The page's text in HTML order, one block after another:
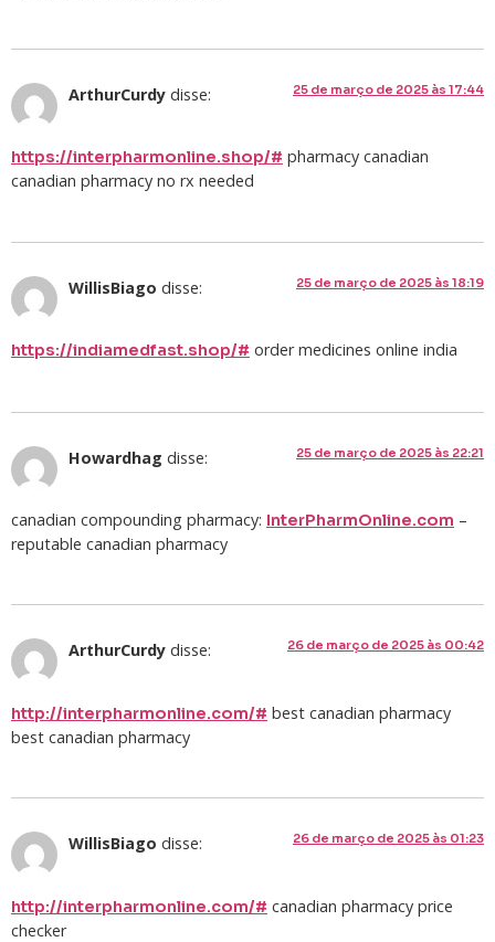
ArthurCurdy disse: 25 de março de 2025 às 17:44
https://interpharmonline.shop/# pharmacy canadian
canadian pharmacy no rx needed
WillisBiago disse: 25 de março de 2025 às 18:19
https://indiamedfast.shop/# order medicines online india
Howardhag disse: 25 de março de 2025 às 22:21
canadian compounding pharmacy: InterPharmOnline.com –
reputable canadian pharmacy
ArthurCurdy disse: 26 de março de 2025 às 00:42
http://interpharmonline.com/# best canadian pharmacy
best canadian pharmacy
WillisBiago disse: 26 de março de 2025 às 01:23
http://interpharmonline.com/# canadian pharmacy price
checker